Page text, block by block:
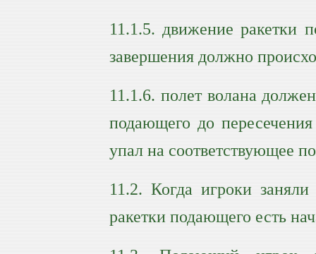
11.1.5. движение ракетки
завершения должно
11.1.6. полет волана
подающего до
упал на соответствующее
11.2. Когда игроки
ракетки подающего есть